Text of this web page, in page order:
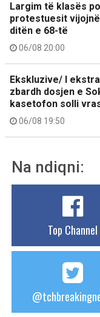
Largim të klasës
protestuesit
ditën e 68-të
06/08 20:00
Ekskluzive/ I
zbardh dosjen e
kasetofon solli
06/08 19:50
Na ndiqni:
Top Channel